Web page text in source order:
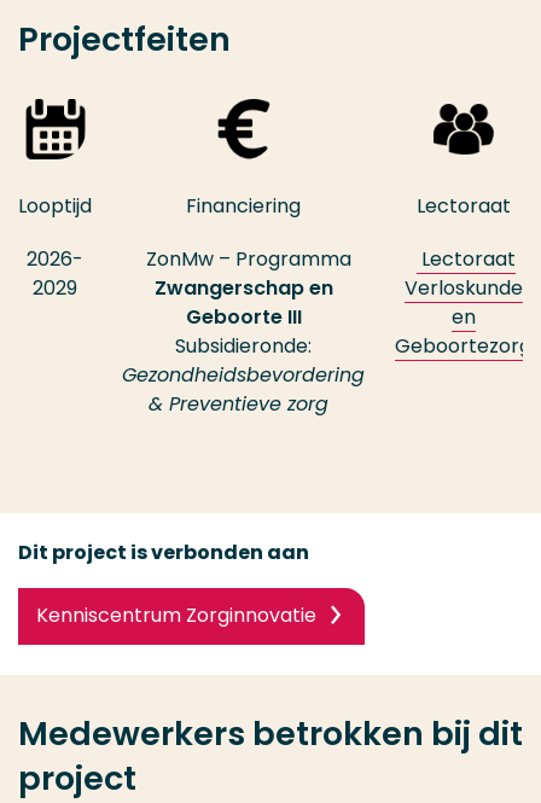
Projectfeiten
Looptijd
2026-
2029
Financiering
ZonMw – Programma
Zwangerschap en
Geboorte III
Subsidieronde:
Gezondheidsbevordering
& Preventieve zorg
Lectoraat
Lectoraat
Verloskunde
en
Geboortezorg
Dit project is verbonden aan
Kenniscentrum Zorginnovatie
Medewerkers betrokken bij dit
project